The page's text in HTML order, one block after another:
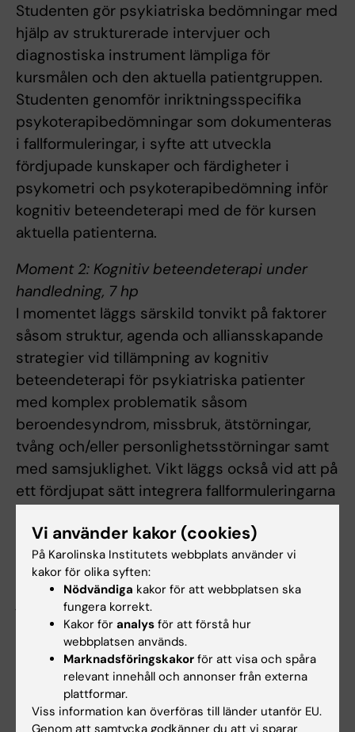
Studenten gör psykiatriska bedömningar med
hjälp av strukturerade intervjuer och
diagnostiska instrument lämpliga för
kursmålen och den aktuella patientgruppen.
Studenten genomför inriktningsspecifika
psykoterapibedömningar som dokumenteras
i fallformuleringar, i syfte att utveckla
fördjupade kunskaper och färdigheter i
psykometri och psykoterapibedömning inför
kognitiv beteendeterapi med de för kursen
aktuella patienterna.
Moment 2: Kognitiv beteendeterapi under
handledning, 7 hp
I momentet läggs särskild tonvikt på̊ faktorer
såsom struktur, agenda och alliansskapande
strategier vid tillämpning av kognitiv
beteendeterapi för psykiatriska patienter
med komplex problematik såsom
beroendesyndrom, missbruk, ätstörningar,
tvång och/eller personlighetsstörningar samt
med samsjuklighet. Vikt läggs också̊ vid att på̊
ett fördjupat sätt integrera fallformuleringarna
att nå behandlingsmålen, samt att kritiskt
granska och utvärdera behandlingen i
behandlingsrapport. De organisatoriska,
juridiska och institutionella förutsättningarna
för psykoterapihandledningen
uppmärksammas och analyseras.
Moment 3: Självupplevd erfarenhet och
kliniska färdigheter, 1 hp
Momentet behandlar terapeutfärdigheter och
Vi använder kakor (cookies)
På Karolinska Institutets webbplats använder vi
kakor för olika syften:
Nödvändiga kakor för att webbplatsen ska
fungera korrekt.
Kakor för analys för att förstå hur
webbplatsen används.
Marknadsföringskakor för att visa och spåra
relevant innehåll och annonser från externa
plattformar.
Viss information kan överföras till länder utanför EU.
Genom att samtycka godkänner du att vi sparar